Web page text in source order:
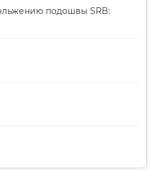
подошвы SRB: